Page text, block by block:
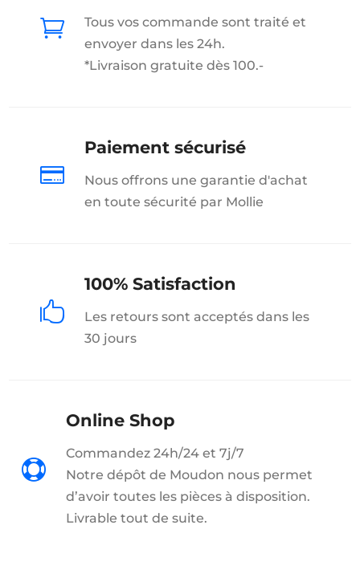

Tous vos commande sont traité et
envoyer dans les 24h.
*Livraison gratuite dès 100.-

Paiement sécurisé
Nous offrons une garantie d'achat
en toute sécurité par Mollie

100% Satisfaction
Les retours sont acceptés dans les
30 jours

Online Shop
Commandez 24h/24 et 7j/7
Notre dépôt de Moudon nous permet
d’avoir toutes les pièces à disposition.
Livrable tout de suite.